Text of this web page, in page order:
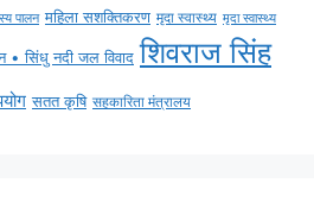
पालन महिला सशक्तिकरण मृदा स्वास्थ्य मृदा स्वास्थ्य
• सिंधु नदी जल विवाद शिवराज सिंह
सतत कृषि सहकारिता मंत्रालय